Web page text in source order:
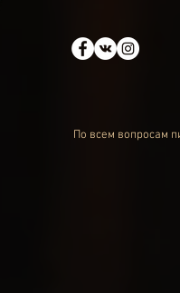
По всем вопросам